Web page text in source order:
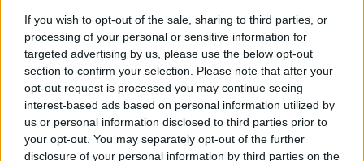
If you wish to opt-out of the sale, sharing to third parties, or
processing of your personal or sensitive information for
targeted advertising by us, please use the below opt-out
section to confirm your selection. Please note that after your
opt-out request is processed you may continue seeing
interest-based ads based on personal information utilized by
us or personal information disclosed to third parties prior to
your opt-out. You may separately opt-out of the further
disclosure of your personal information by third parties on the
OM System lanserar
gratislån av kameror &
objektiv i Sverige